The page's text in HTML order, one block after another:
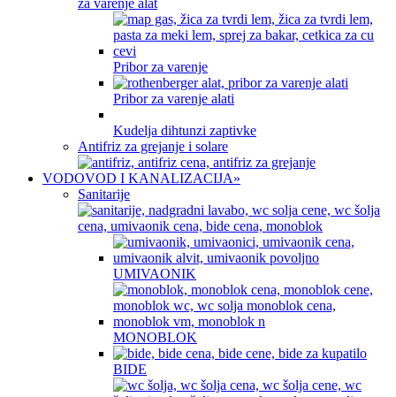
Pribor za varenje
Pribor za varenje alati
Kudelja dihtunzi zaptivke
Antifriz za grejanje i solare
VODOVOD I KANALIZACIJA»
Sanitarije
UMIVAONIK
MONOBLOK
BIDE